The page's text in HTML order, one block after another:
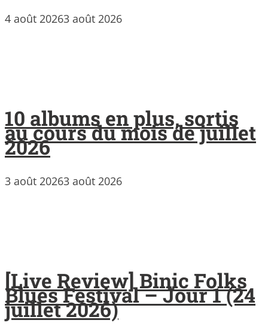
4 août 20263 août 2026
10 albums en plus, sortis
au cours du mois de juillet
2026
3 août 20263 août 2026
[Live Review] Binic Folks
Blues Festival – Jour 1 (24
juillet 2026)